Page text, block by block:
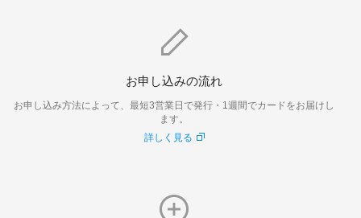
お申し込みの流れ
お申し込み方法によって、最短3営業日で発行・1週間でカードをお届けし
ます。
詳しく見る